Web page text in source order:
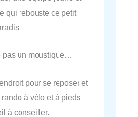
qui rebouste ce petit
pas un moustique…
pour se reposer et
à vélo et à pieds
à conseiller.